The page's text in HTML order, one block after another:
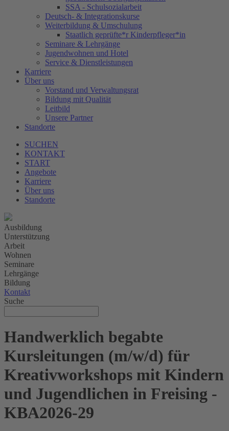
SSA - Schulsozialarbeit
Deutsch- & Integrationskurse
Weiterbildung & Umschulung
Staatlich geprüfte*r Kinderpfleger*in
Seminare & Lehrgänge
Jugendwohnen und Hotel
Service & Dienstleistungen
Karriere
Über uns
Vorstand und Verwaltungsrat
Bildung mit Qualität
Leitbild
Unsere Partner
Standorte
SUCHEN
KONTAKT
START
Angebote
Karriere
Über uns
Standorte
Ausbildung
Unterstützung
Arbeit
Wohnen
Seminare
Lehrgänge
Bildung
Kontakt
Suche
Handwerklich begabte
Kursleitungen (m/w/d) für
Kreativworkshops mit Kindern
und Jugendlichen in Freising -
KBA2026-29